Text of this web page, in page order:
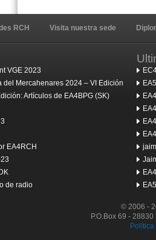
RCH Visita nuestra sede
VGE 2023
del Mercahenares 2024 – VI Edición
Artículos de EA4BPG (SK)
EA4RCH
de radio
© 2006 -
P.O.Box 69 -